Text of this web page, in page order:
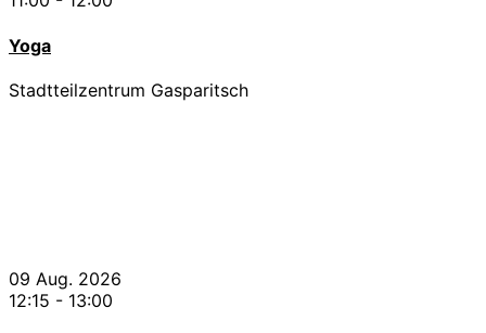
Yoga
Stadtteilzentrum Gasparitsch
09 Aug. 2026
12:15 - 13:00